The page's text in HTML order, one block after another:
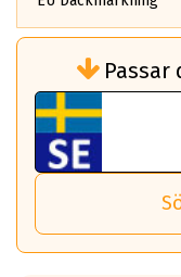
Det ska vara en
till G för
Ett klass A däck
bränsleförbrukning
Det betyder att om
så sparar man 50